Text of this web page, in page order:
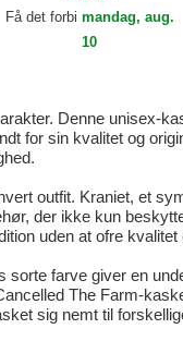
The Farm Goorin Bros.
Få det forbi mandag, aug.
10
Denne unisex-
for sin kvalitet og
outfit. Kraniet, et
der ikke kun
uden at ofre kvalitet
farve giver en
The Farm-
sig nemt til